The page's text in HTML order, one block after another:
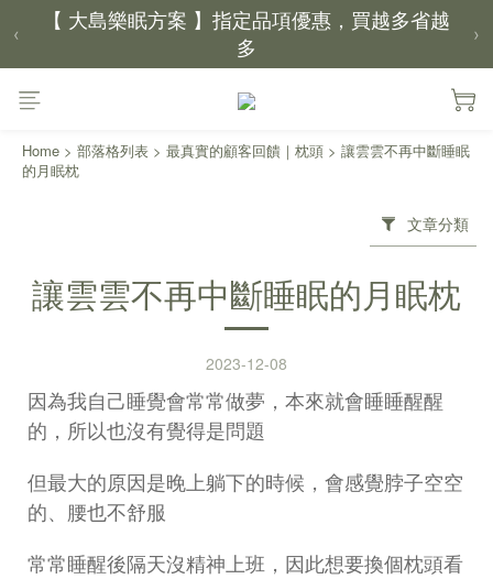
【 大島樂眠方案 】指定品項優惠，買越多省越
多
【新家入厝禮】新家起點，送上祝福
父親節｜靠山計劃，最高折 $2,500
‹ ›
Home > 部落格列表 > 最真實的顧客回饋｜枕頭 > 讓雲雲不再中斷睡眠
的月眠枕
文章分類
讓雲雲不再中斷睡眠的月眠枕
2023-12-08
因為我自己睡覺會常常做夢，本來就會睡睡醒醒
的，所以也沒有覺得是問題
但最大的原因是晚上躺下的時候，會感覺脖子空空
的、腰也不舒服
常常睡醒後隔天沒精神上班，因此想要換個枕頭看